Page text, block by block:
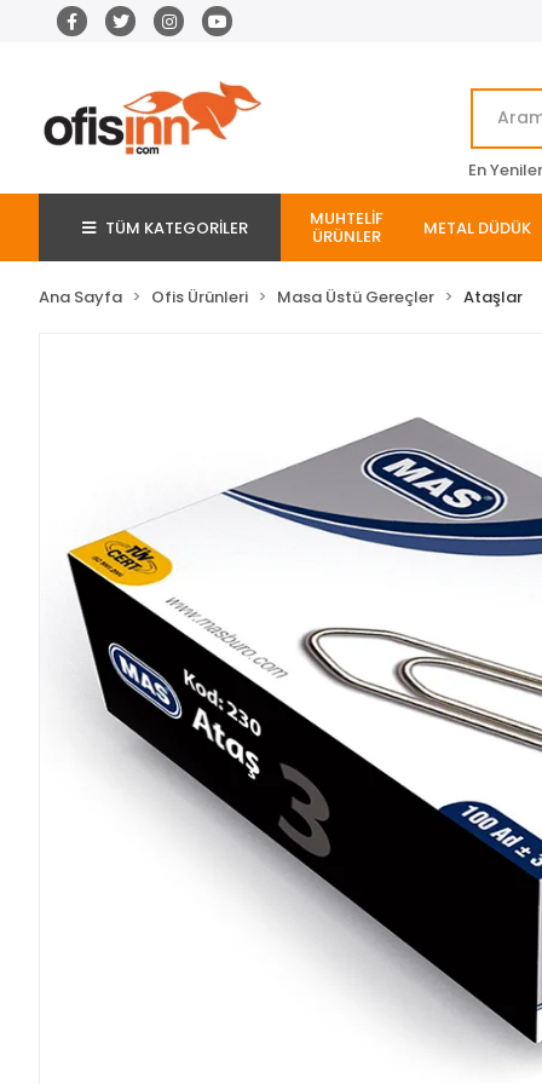
En Yeniler
TÜM KATEGORİLER MUHTELİF
ÜRÜNLER METAL DÜDÜK
Ana Sayfa Ofis Ürünleri Masa Üstü Gereçler Ataşlar